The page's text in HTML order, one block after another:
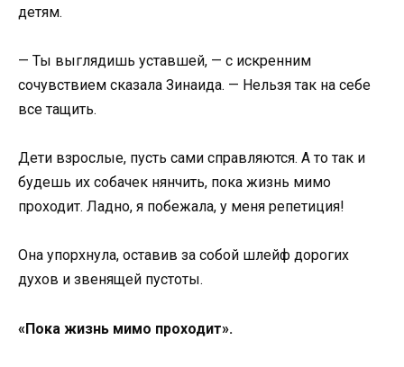
детям.
— Ты выглядишь уставшей, — с искренним
сочувствием сказала Зинаида. — Нельзя так на себе
все тащить.
Дети взрослые, пусть сами справляются. А то так и
будешь их собачек нянчить, пока жизнь мимо
проходит. Ладно, я побежала, у меня репетиция!
Она упорхнула, оставив за собой шлейф дорогих
духов и звенящей пустоты.
«Пока жизнь мимо проходит».